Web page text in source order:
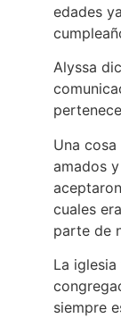
edades
Alyssa
Una
amados
cuales
parte de
La
siempre